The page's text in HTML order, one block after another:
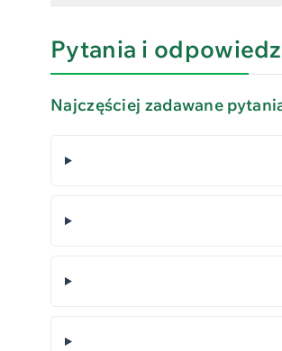
Pytania i
Najczęściej zadawane